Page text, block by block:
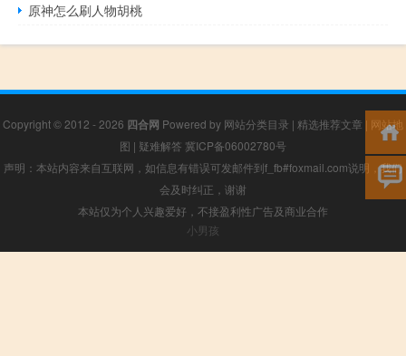
原神怎么刷人物胡桃
Copyright © 2012 - 2026 四合网 Powered by 网站分类目录 | 精选推荐文章 | 网站地
图 | 疑难解答 冀ICP备06002780号
声明：本站内容来自互联网，如信息有错误可发邮件到f_fb#foxmail.com说明，我们
会及时纠正，谢谢
本站仅为个人兴趣爱好，不接盈利性广告及商业合作
小男孩